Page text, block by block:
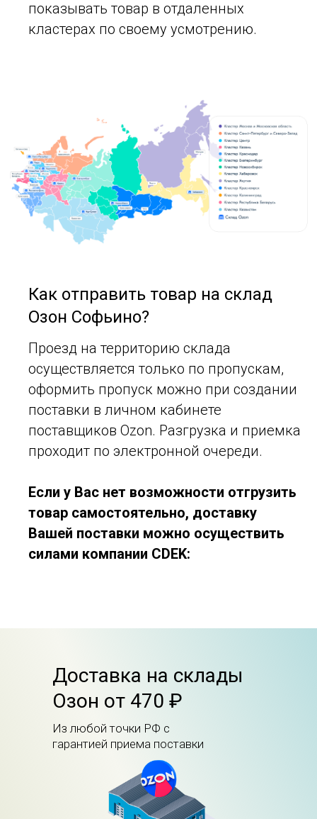
показывать товар в отдаленных
кластерах по своему усмотрению.
Как отправить товар на склад
Озон Софьино?
Проезд на территорию склада
осуществляется только по пропускам,
оформить пропуск можно при создании
поставки в личном кабинете
поставщиков Ozon. Разгрузка и приемка
проходит по электронной очереди.
Если у Вас нет возможности отгрузить
товар самостоятельно, доставку
Вашей поставки можно осуществить
силами компании CDEK:
Доставка на склады
Озон от 470 ₽
Из любой точки РФ с
гарантией приема поставки